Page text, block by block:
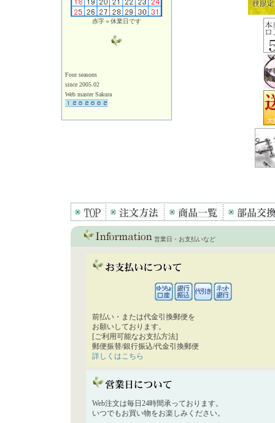
赤字＝休業日です
Four seasons
since 2005.02
Web master Sakura
営業日・お支払いなど
前払い・または代金引換郵便を
お願いしております。
[ご利用可能なお支払方法]
郵便振替/銀行振込/代金引換郵便
詳しくはこちら
Web注文は毎日24時間承っております。
いつでもお買い物をお楽しみください。